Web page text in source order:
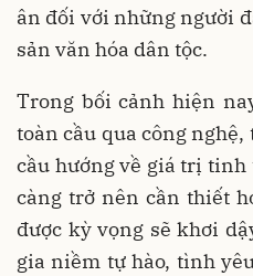
ân đối với những người
sản văn hóa dân tộc.
Trong bối cảnh hiện
toàn cầu qua công
cầu hướng về giá trị tinh
càng trở nên cần thiết
được kỳ vọng sẽ khơi
gia niềm tự hào, tình